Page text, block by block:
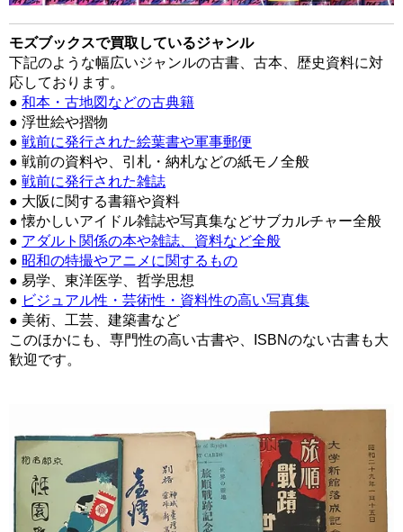
モズブックスで買取しているジャンル
下記のような幅広いジャンルの古書、古本、歴史資料に対
応しております。
● 和本・古地図などの古典籍
● 浮世絵や摺物
● 戦前に発行された絵葉書や軍事郵便
● 戦前の資料や、引札・納札などの紙モノ全般
● 戦前に発行された雑誌
● 大阪に関する書籍や資料
● 懐かしいアイドル雑誌や写真集などサブカルチャー全般
● アダルト関係の本や雑誌、資料など全般
● 昭和の特撮やアニメに関するもの
● 易学、東洋医学、哲学思想
● ビジュアル性・芸術性・資料性の高い写真集
● 美術、工芸、建築書など
このほかにも、専門性の高い古書や、ISBNのない古書も大
歓迎です。